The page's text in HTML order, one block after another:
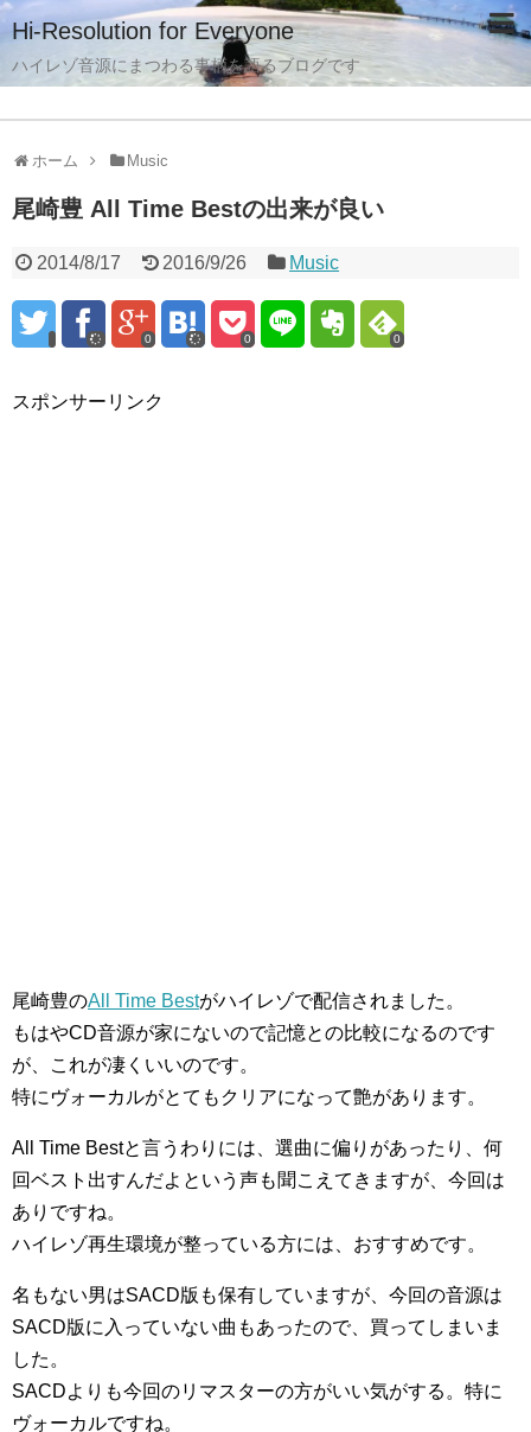
Hi-Resolution for Everyone
ハイレゾ音源にまつわる事柄を語るブログです
ホーム Music
尾崎豊 All Time Bestの出来が良い
2014/8/17 2016/9/26 Music
0 0 0
スポンサーリンク
尾崎豊のAll Time Bestがハイレゾで配信されました。
もはやCD音源が家にないので記憶との比較になるのです
が、これが凄くいいのです。
特にヴォーカルがとてもクリアになって艶があります。
All Time Bestと言うわりには、選曲に偏りがあったり、何
回ベスト出すんだよという声も聞こえてきますが、今回は
ありですね。
ハイレゾ再生環境が整っている方には、おすすめです。
名もない男はSACD版も保有していますが、今回の音源は
SACD版に入っていない曲もあったので、買ってしまいま
した。
SACDよりも今回のリマスターの方がいい気がする。特に
ヴォーカルですね。